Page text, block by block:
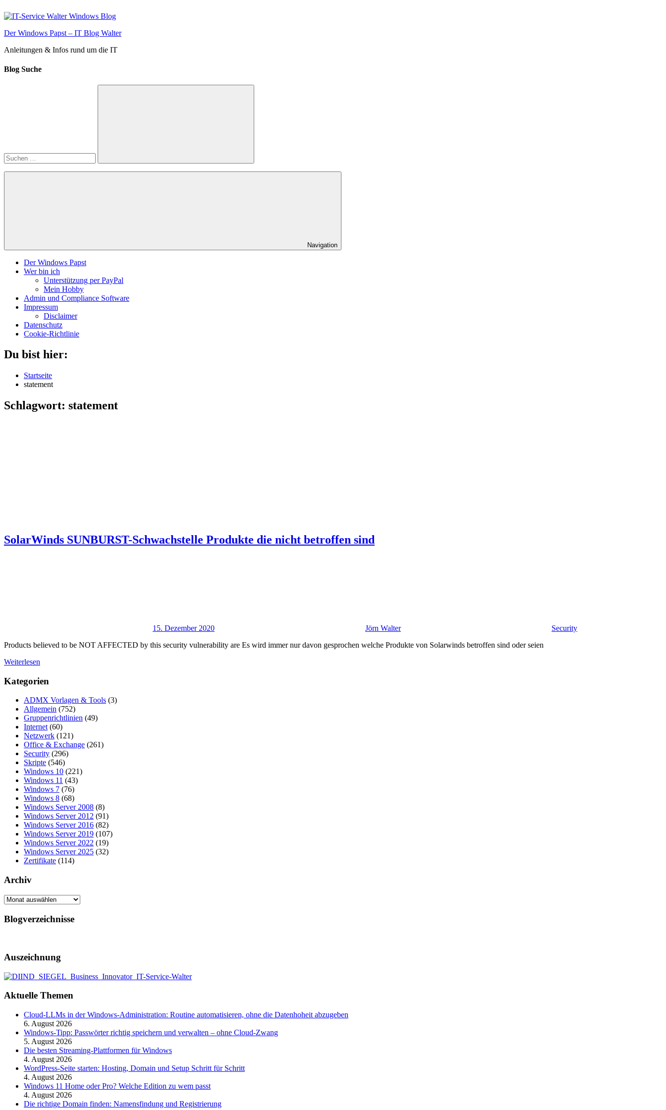
Inhalt
Der Windows Papst – IT Blog Walter
Anleitungen & Infos rund um die IT
Blog Suche
Suchen
Navigation
Der Windows Papst
Wer bin ich
Unterstützung per PayPal
Mein Hobby
Admin und Compliance Software
Impressum
Disclaimer
Datenschutz
Cookie-Richtlinie
Du bist hier:
Startseite
statement
Schlagwort: statement
SolarWinds SUNBURST-Schwachstelle Produkte die nicht betroffen sind
15. Dezember 2020 Jörn Walter
Security
Products believed to be NOT AFFECTED by this security vulnerability are Es wird immer nur davon gesprochen welche Produkte von Solarwinds betroffen sind oder seien
Weiterlesen
Kategorien
ADMX Vorlagen & Tools (3)
Allgemein (752)
Gruppenrichtlinien (49)
Internet(60)
Netzwerk (121)
Office & Exchange (261)
Security (296)
Skripte (546)
Windows 10 (221)
Windows 11 (43)
Windows 7 (76)
Windows 8 (68)
Windows Server 2008 (8)
Windows Server 2012 (91)
Windows Server 2016 (82)
Windows Server 2019 (107)
Windows Server 2022 (19)
Windows Server 2025 (32)
Zertifikate (114)
Archiv
Archiv
Blogverzeichnisse
Auszeichnung
Aktuelle Themen
Cloud-LLMs in der Windows-Administration: Routine automatisieren, ohne die Datenhoheit abzugeben
6. August 2026
Windows-Tipp: Passwörter richtig speichern und verwalten – ohne Cloud-Zwang
5. August 2026
Die besten Streaming-Plattformen für Windows
4. August 2026
WordPress-Seite starten: Hosting, Domain und Setup Schritt für Schritt
4. August 2026
Windows 11 Home oder Pro? Welche Edition zu wem passt
4. August 2026
Die richtige Domain finden: Namensfindung und Registrierung